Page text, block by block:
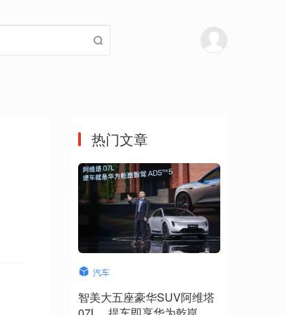
热门文章
汽车
智美大五座豪华SUV阿维塔